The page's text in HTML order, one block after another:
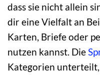
dass sie nicht allein
dir eine Vielfalt an
Karten, Briefe oder
nutzen kannst. Die
Kategorien